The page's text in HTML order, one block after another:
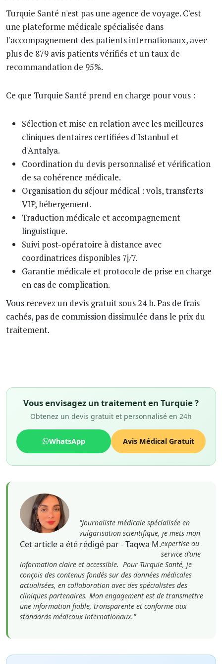
Turquie Santé n'est pas une agence de voyage. C'est
une plateforme médicale spécialisée dans
l'accompagnement des patients internationaux, avec
plus de 879 avis patients vérifiés et un taux de
recommandation de 95%.
Ce que Turquie Santé prend en charge pour vous :
Sélection et mise en relation avec les meilleures
cliniques dentaires certifiées d'Istanbul et
d'Antalya.
Coordination du devis personnalisé et vérification
de sa cohérence médicale.
Organisation du séjour médical : vols, transferts
VIP, hébergement.
Traduction médicale et accompagnement
linguistique.
Suivi post-opératoire à distance avec
coordinatrices disponibles 7j/7.
Garantie médicale et protocole de prise en charge
en cas de complication.
Vous recevez un devis gratuit sous 24 h. Pas de frais
cachés, pas de commission dissimulée dans le prix du
traitement.
Vous envisagez un traitement en Turquie ?
Obtenez un devis gratuit et personnalisé en 24h
WhatsApp Avis Médical Gratuit
Cet article a été rédigé par - Taqwa M.
"Journaliste médicale spécialisée en
vulgarisation scientifique, je mets mon
expertise au
service d’une
information claire et accessible. Pour Turquie Santé, je
conçois des contenus fondés sur des données médicales
actualisées, en collaboration avec des spécialistes des
cliniques partenaires. Mon engagement est de transmettre
une information fiable, transparente et conforme aux
standards médicaux internationaux."